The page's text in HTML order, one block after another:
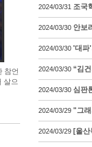
2024/03/31 조국
2024/03/30 안보
2024/03/30 '대파
2024/03/30 “김
2024/03/30 심판
2024/03/29 "그래
2024/03/29 [울산
참언
살으